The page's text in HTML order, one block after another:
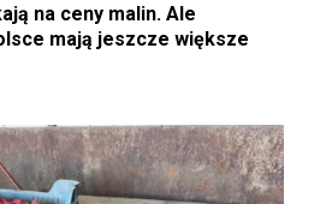
na ceny malin. Ale
mają jeszcze większe